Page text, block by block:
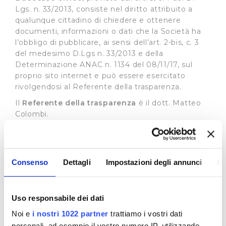
Consenso Dettagli Impostazioni degli annunci
Uso responsabile dei dati
Noi e i nostri 1022 partner trattiamo i vostri dati
Lgs. n. 33/2013, consiste nel diritto attribuito a
qualunque cittadino di chiedere e ottenere
documenti, informazioni o dati che la Società ha
l’obbligo di pubblicare, ai sensi dell’art. 2-bis, c. 3
del medesimo D.Lgs n. 33/2013 e della
Determinazione ANAC n. 1134 del 08/11/17, sul
proprio sito internet e può essere esercitato
rivolgendosi al Referente della trasparenza.
Il Referente della trasparenza è il dott. Matteo
Colombi.
Il recapito appositamente dedicato alla
presentazione di dette istante è il seguente:
accessocivico@publiacqua.it
qualificato e deve essere soddisfatta entro 30
dell’informazione o del dato richiesto sul sito